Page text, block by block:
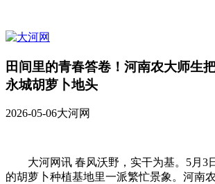
田间里的青春答卷！河南农大师生
永城胡萝卜地头
2026-05-06大河网
大河网讯 春风沃野，实干为基。5月3
的胡萝卜种植基地里一派繁忙景象。河南